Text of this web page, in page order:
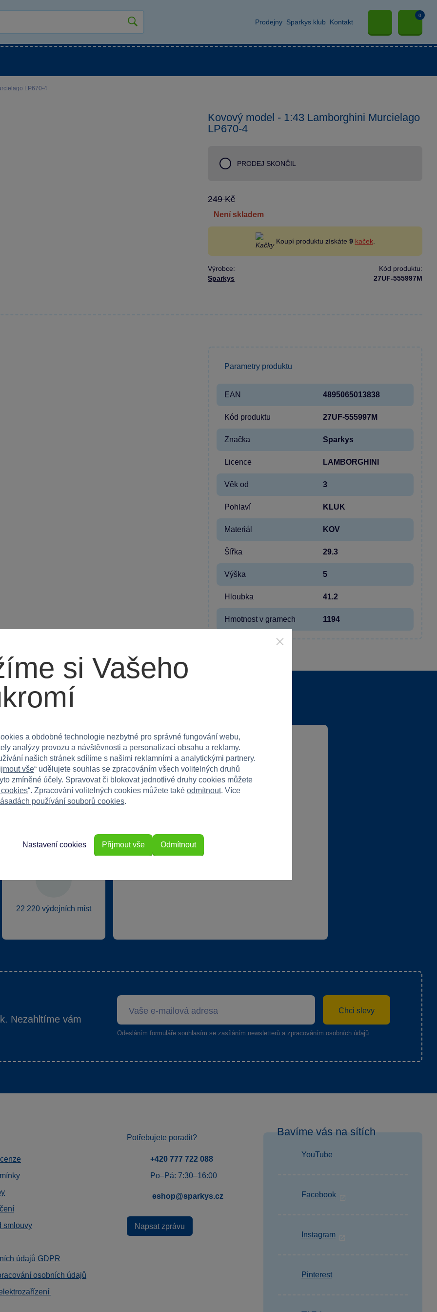
Prodejny Sparkys klub Kontakt
0
LP670-4
Kovový model - 1:43 Lamborghini Murcielago
LP670-4
PRODEJ SKONČIL
249 Kč
není skladem
Koupí produktu získáte 9 kaček.
Výrobce:
Sparkys
Kód produktu:
27UF-555997M
Parametry produktu
EAN 4895065013838
Kód produktu 27UF-555997M
Značka Sparkys
Licence LAMBORGHINI
Věk od 3
Pohlaví KLUK
Materiál KOV
Šířka 29.3
Výška 5
Hloubka 41.2
Hmotnost v gramech 1194
40 kamenných prodejen
v ČR
22 220 výdejních míst
Speciální klubové ceny
Exkluzivní nabídky od partnerů
Vstoupit do klubu
Nezahltíme vám
Chci slevy
Odesláním formuláře souhlasím se zasíláním newsletterů a zpracováním osobních údajů.
smlouvy
údajů GDPR
osobních údajů
Potřebujete poradit?
+420 777 722 088
Po–Pá: 7:30–16:00
eshop@sparkys.cz
Napsat zprávu
Bavíme vás na sítích
YouTube
Facebook
Instagram
Pinterest
si Vašeho
a obdobné technologie nezbytné pro správné fungování webu,
analýzy provozu a návštěvnosti a personalizaci obsahu a reklamy.
našich stránek sdílíme s našimi reklamními a analytickými partnery.
vše“ udělujete souhlas se zpracováním všech volitelných druhů
zmíněné účely. Spravovat či blokovat jednotlivé druhy cookies můžete
“. Zpracování volitelných cookies můžete také odmítnout. Více
používání souborů cookies.
Odmítnout
Nastavení cookies Přijmout vše